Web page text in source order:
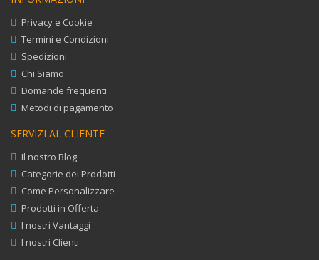
Privacy e Cookie
Termini e Condizioni
Spedizioni
Chi Siamo
Domande frequenti
Metodi di pagamento
SERVIZI AL CLIENTE
Il nostro Blog
Categorie dei Prodotti
Come Personalizzare
Prodotti in Offerta
I nostri Vantaggi
I nostri Clienti